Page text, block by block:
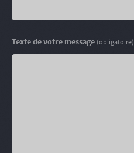
Texte de votre message (obligatoire)